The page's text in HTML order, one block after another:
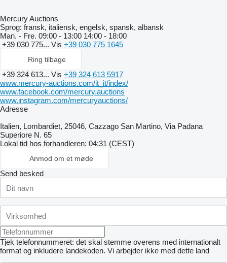
Mercury Auctions
Sprog: fransk, italiensk, engelsk, spansk, albansk
Man. - Fre. 09:00 - 13:00 14:00 - 18:00
+39 030 775... Vis +39 030 775 1645
Ring tilbage
+39 324 613... Vis +39 324 613 5917
www.mercury-auctions.com/it_it/index/
www.facebook.com/mercury.auctions
www.instagram.com/mercuryauctions/
Adresse
Italien, Lombardiet, 25046, Cazzago San Martino, Via Padana
Superiore N. 65
Lokal tid hos forhandleren: 04:31 (CEST)
Anmod om et møde
Send besked
Tjek telefonnummeret: det skal stemme overens med internationalt
format og inkludere landekoden. Vi arbejder ikke med dette land